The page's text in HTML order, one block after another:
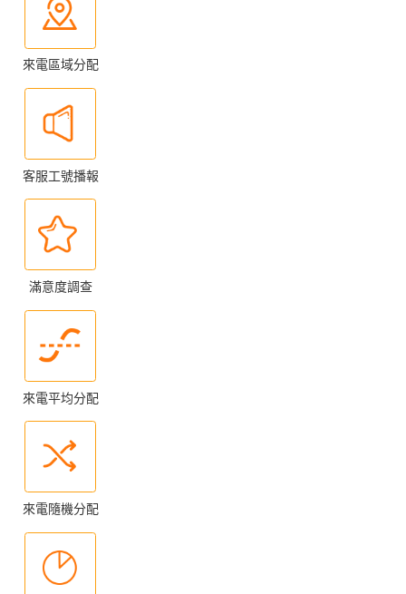
來電區域分配
客服工號播報
滿意度調查
來電平均分配
來電隨機分配